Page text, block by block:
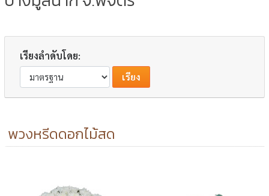
เรียงลำดับโดย:
พวงหรีดดอกไม้สด